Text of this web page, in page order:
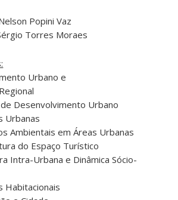
Popini Vaz
Torres Moraes
Urbano e
Desenvolvimento Urbano
Urbanas
Ambientais em Áreas Urbanas
do Espaço Turístico
Intra-Urbana e Dinâmica Sócio-
Habitacionais